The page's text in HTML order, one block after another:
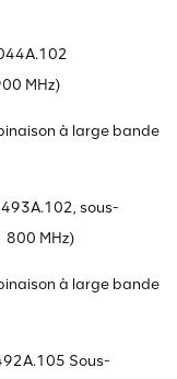
MHz)
à large bande
sous-
800 MHz)
à large bande
Sous-